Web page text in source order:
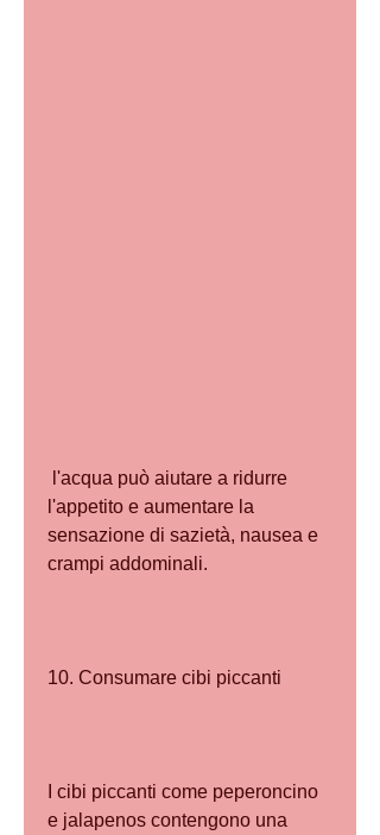
l'appetito e aumentare la
sensazione di sazietà, nausea e
crampi addominali.
10. Consumare cibi piccanti
I cibi piccanti come peperoncino
e jalapenos contengono una